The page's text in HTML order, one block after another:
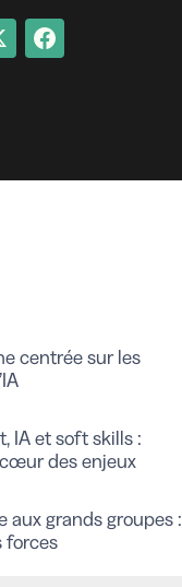
centrée sur les
IA et soft skills :
des enjeux
aux grands groupes :
forces